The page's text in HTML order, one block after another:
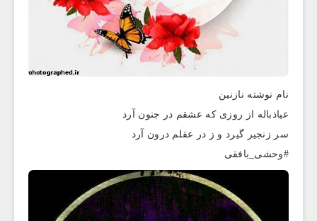
نام نوشته نازنین
عیاذباله از روزی که عشقم در جنون آرد
سر زنجیر گیرد و ز در عقلم درون آرد
#وحشی_بافقی